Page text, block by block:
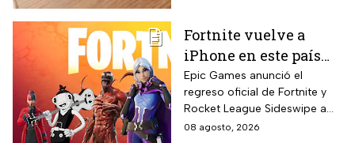
Fortnite vuelve a
iPhone en este país
latinoamericano tras
acuerdo oficial con
Apple en 2026
Epic Games anunció el
regreso oficial de Fortnite y
Rocket League Sideswipe a
iPhones ubicados en Brasil
08 agosto, 2026